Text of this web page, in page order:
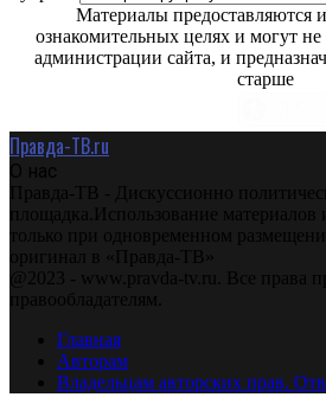
Материалы предоставляются
ознакомительных целях и могут
администрации сайта, и
старше
Правда-ТВ.ru
О нас
Правда-ТВ - Дискуссионно
площадка.Использование материалов
только при одновременном
оригинал в «Правда-ТВ»
@2023 - www.pravda-tv.ru. Все права
правообладателям.
Главная
Авторам
Владельцам авторских прав.